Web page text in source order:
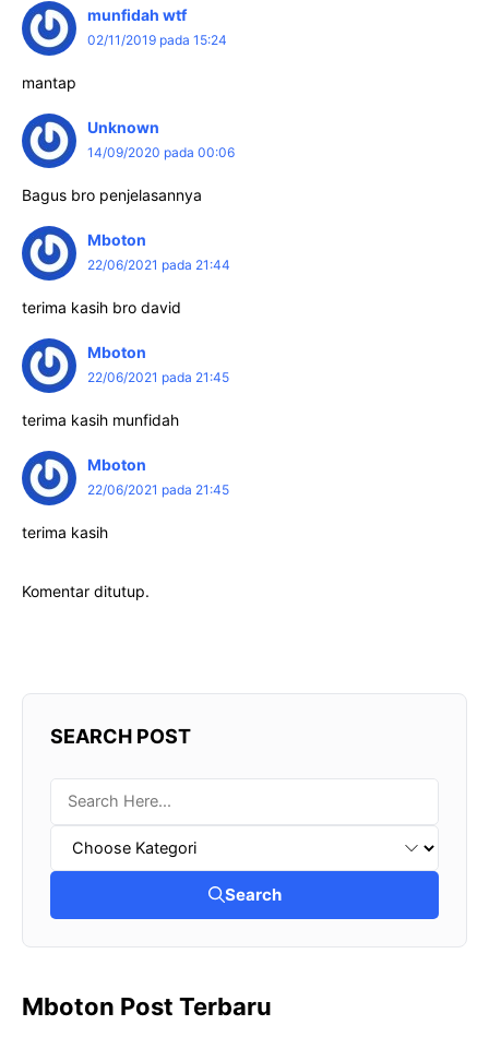
munfidah wtf
02/11/2019 pada 15:24
mantap
Unknown
14/09/2020 pada 00:06
Bagus bro penjelasannya
Mboton
22/06/2021 pada 21:44
terima kasih bro david
Mboton
22/06/2021 pada 21:45
terima kasih munfidah
Mboton
22/06/2021 pada 21:45
terima kasih
Komentar ditutup.
SEARCH POST
Search
Mboton Post Terbaru